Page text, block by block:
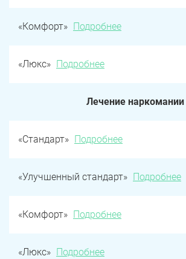
«Комфорт» Подробнее
«Люкс» Подробнее
Лечение наркомании
«Стандарт» Подробнее
«Улучшенный стандарт» Подробнее
«Комфорт» Подробнее
«Люкс» Подробнее